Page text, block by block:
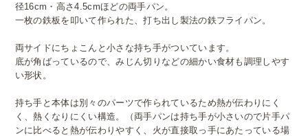
径16cm・高さ4.5cmほどの両手パン。
一枚の鉄板を叩いて作られた、打ち出し製法の鉄フライパン。
両サイドにちょこんと小さな持ち手がついています。
底が角ばっているので、みじん切りなどの細かい食材も調理しやす
い形状。
持ち手と本体は別々のパーツで作られているため熱が伝わりにく
く、熱くなりにくい構造。（両手パンは持ち手が小さいので片手パ
ンに比べると熱が伝わりやすく、火が直接取っ手にあたっている場